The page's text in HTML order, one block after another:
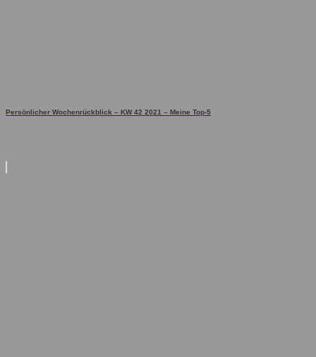
Persönlicher Wochenrückblick – KW 42 2021 – Meine Top-5